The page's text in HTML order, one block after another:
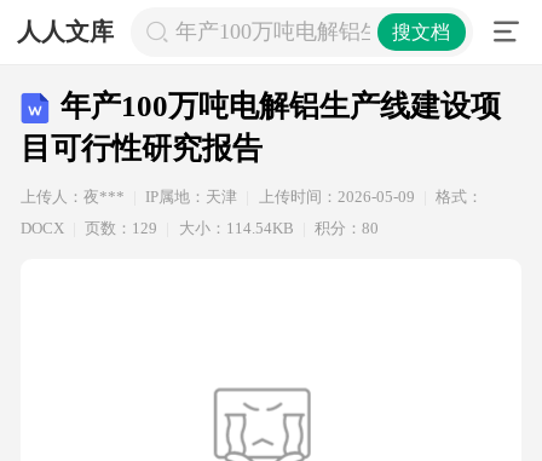
人人文库 年产100万吨电解铝生产线建设项目
搜文档
年产100万吨电解铝生产线建设项
目可行性研究报告
上传人：夜*** IP属地：天津 上传时间：2026-05-09
格式：
DOCX
页数：129 大小：114.54KB 积分：80